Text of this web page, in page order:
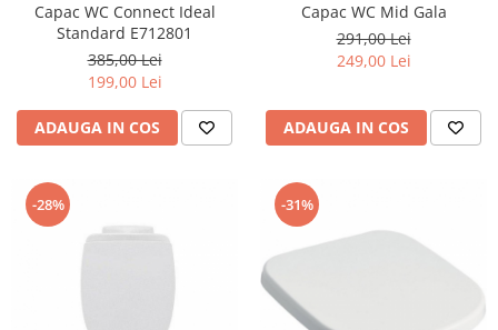
Capac WC Connect Ideal
Standard E712801
385,00 Lei
199,00 Lei
ADAUGA IN COS
Capac WC Mid Gala
291,00 Lei
249,00 Lei
ADAUGA IN COS
-28% -31%